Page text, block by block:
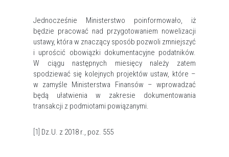
Jednocześnie Ministerstwo poinformowało, iż
będzie pracować nad przygotowaniem nowelizacji
ustawy, która w znaczący sposób pozwoli zmniejszyć
i uprościć obowiązki dokumentacyjne podatników.
W ciągu następnych miesięcy należy zatem
spodziewać się kolejnych projektów ustaw, które –
w zamyśle Ministerstwa Finansów – wprowadzać
będą ułatwienia w zakresie dokumentowania
transakcji z podmiotami powiązanymi.
[1] Dz.U. z 2018 r., poz. 555